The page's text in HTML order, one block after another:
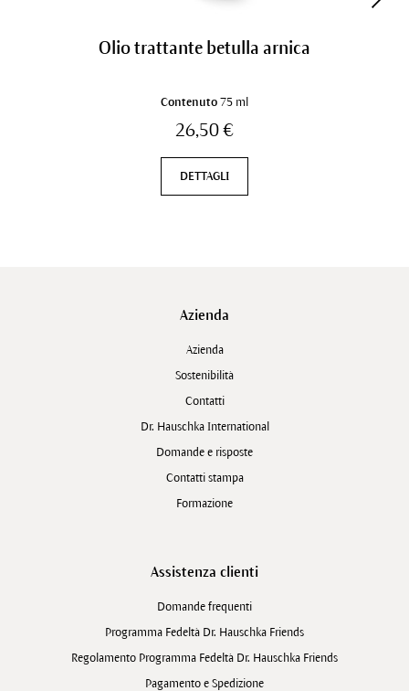
Olio trattante betulla arnica
Contenuto 75 ml
26,50 €
DETTAGLI
Azienda
Azienda
Sostenibilità
Contatti
Dr. Hauschka International
Domande e risposte
Contatti stampa
Formazione
Assistenza clienti
Domande frequenti
Programma Fedeltà Dr. Hauschka Friends
Regolamento Programma Fedeltà Dr. Hauschka Friends
Pagamento e Spedizione